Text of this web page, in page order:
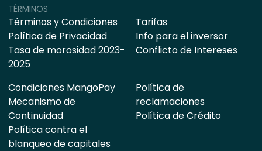
TÉRMINOS
Términos y Condiciones
Política de Privacidad
Tasa de morosidad 2023-
2025
Tarifas
Info para el inversor
Conflicto de Intereses
Condiciones MangoPay
Mecanismo de
Continuidad
Política contra el
blanqueo de capitales
Política de
reclamaciones
Política de Crédito